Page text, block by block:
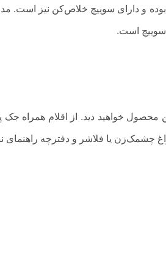
سوییچ است.
چشمک‌زن یا فلاشر و دفترچه